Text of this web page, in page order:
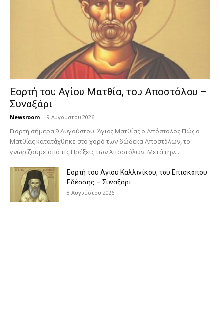
Εορτή του Αγίου Ματθία, του Αποστόλου –
Συναξάρι
Newsroom - 9 Αυγούστου 2026
Γιορτή σήμερα 9 Αυγούστου: Άγιος Ματθίας ο Απόστολος Πώς ο
Ματθίας κατατάχθηκε στο χορό των δώδεκα Αποστόλων, το
γνωρίζουμε από τις Πράξεις των Αποστόλων. Μετά την...
Εορτή του Αγίου Καλλινίκου, του Επισκόπου
Εδέσσης – Συναξάρι
8 Αυγούστου 2026